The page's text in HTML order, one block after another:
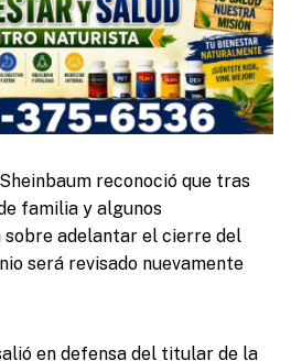
reconoció que tras
familia y algunos
sobre adelantar el cierre del
será revisado nuevamente
en defensa del titular de la